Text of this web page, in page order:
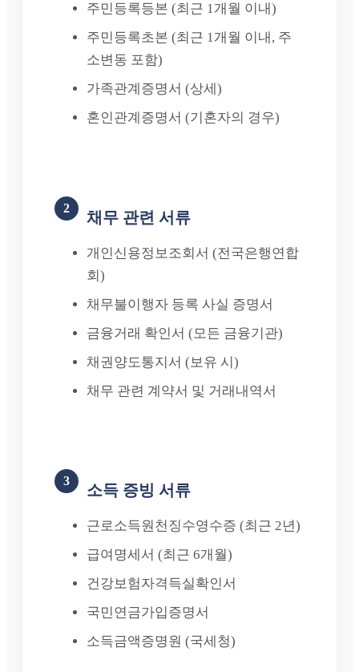
주민등록등본 (최근 1개월 이내)
주민등록초본 (최근 1개월 이내, 주
소변동 포함)
가족관계증명서 (상세)
혼인관계증명서 (기혼자의 경우)
2
채무 관련 서류
개인신용정보조회서 (전국은행연합
회)
채무불이행자 등록 사실 증명서
금융거래 확인서 (모든 금융기관)
채권양도통지서 (보유 시)
채무 관련 계약서 및 거래내역서
3
소득 증빙 서류
근로소득원천징수영수증 (최근 2년)
급여명세서 (최근 6개월)
건강보험자격득실확인서
국민연금가입증명서
소득금액증명원 (국세청)